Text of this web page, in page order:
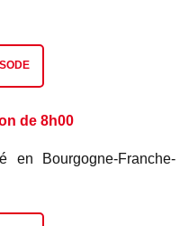
de 8h00
en Bourgogne-Franche-